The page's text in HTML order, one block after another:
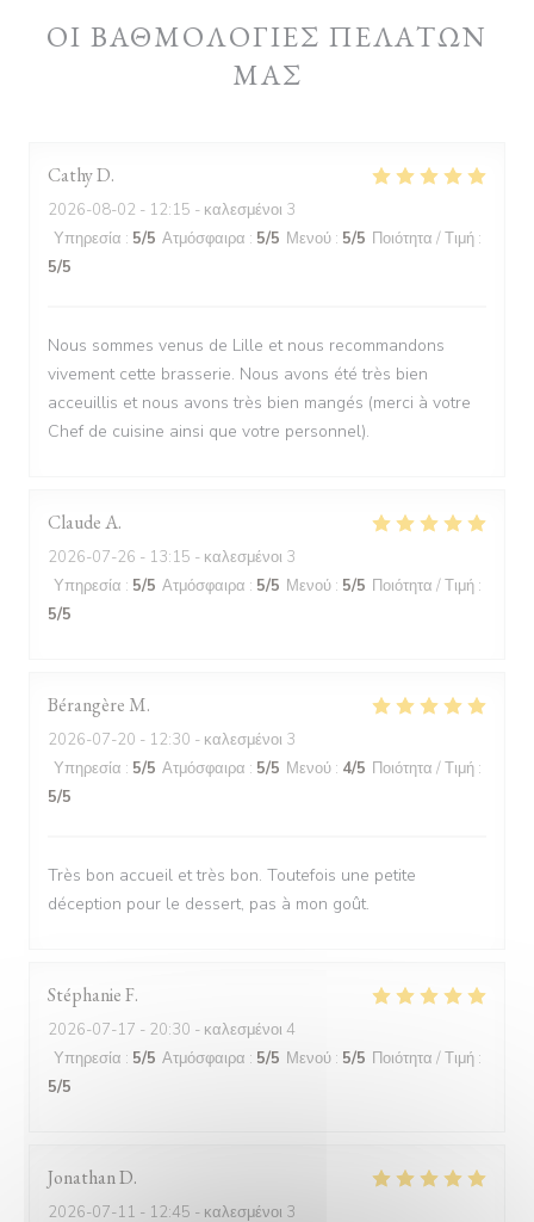
ΟΙ ΒΑΘΜΟΛΟΓΊΕΣ ΠΕΛΑΤΏΝ
ΜΑΣ
CathyD
2026-08-02 - 12:15 - καλεσμένοι 3
Υπηρεσία : 5/5 Ατμόσφαιρα : 5/5 Μενού : 5/5 Ποιότητα / Τιμή :
5/5
Nous sommes venus de Lille et nous recommandons
vivement cette brasserie. Nous avons été très bien
acceuillis et nous avons très bien mangés (merci à votre
Chef de cuisine ainsi que votre personnel).
ClaudeA
2026-07-26 - 13:15 - καλεσμένοι 3
Υπηρεσία : 5/5 Ατμόσφαιρα : 5/5 Μενού : 5/5 Ποιότητα / Τιμή :
5/5
Bérangère M
2026-07-20 - 12:30 - καλεσμένοι 3
Υπηρεσία : 5/5 Ατμόσφαιρα : 5/5 Μενού : 4/5 Ποιότητα / Τιμή :
5/5
Très bon accueil et très bon. Toutefois une petite
déception pour le dessert, pas à mon goût.
StéphanieF
2026-07-17 - 20:30 - καλεσμένοι 4
Υπηρεσία : 5/5 Ατμόσφαιρα : 5/5 Μενού : 5/5 Ποιότητα / Τιμή :
5/5
JonathanD
2026-07-11 - 12:45 - καλεσμένοι 3